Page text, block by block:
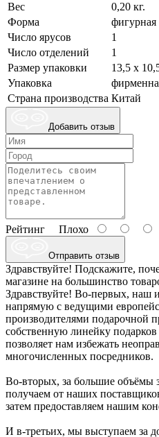
Вес
0,20 кг.
Форма
фигурная
Число ярусов
1
Число отделений
1
Размер упаковки
13,5 х
Упаковка
Страна производства Китай
Добавить отзыв
Рейтинг Плохо
Отправить отзыв
Здравствуйте! Подскажите,
магазине на большинство
Здравствуйте! Во-первых, наш
напрямую с ведущими
производителями подарочной
собственную линейку
позволяет нам избежать
многочисленных посредников.
Во-вторых, за большие объёмы
получаем от наших
затем предоставляем нашим
И в-третьих, мы выступаем за